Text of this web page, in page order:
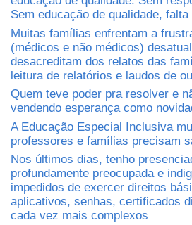
Sem educação de qualidade, falta
Muitas famílias enfrentam a
(médicos e não médicos)
desacreditam dos relatos das
leitura de relatórios e laudos de
Quem teve poder pra resolver e
vendendo esperança como
A Educação Especial Inclusiva
professores e famílias precisam
Nos últimos dias, tenho
profundamente preocupada e
impedidos de exercer direitos
aplicativos, senhas, certificados
cada vez mais complexos